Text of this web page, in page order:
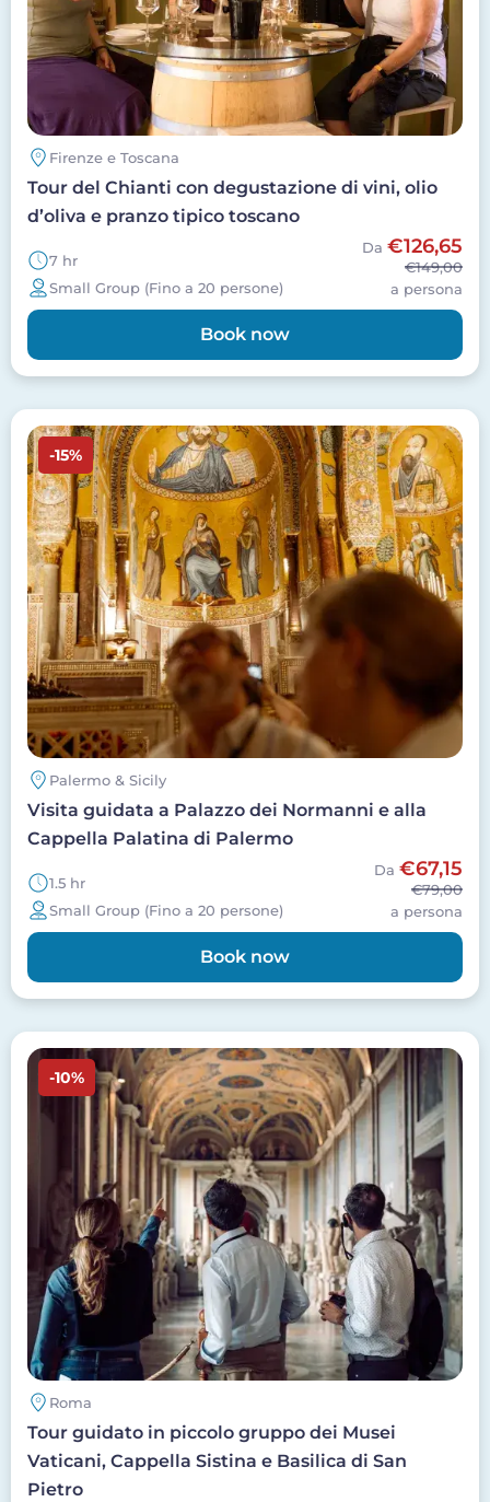
Firenze e Toscana
Tour del Chianti con degustazione di vini, olio
d’oliva e pranzo tipico toscano
7 hr
Small Group (Fino a 20 persone)
Da €126,65
€149,00
a persona
Book now
Image
-15%
Palermo & Sicily
Visita guidata a Palazzo dei Normanni e alla
Cappella Palatina di Palermo
1.5 hr
Small Group (Fino a 20 persone)
Da €67,15
€79,00
a persona
Book now
Image
-10%
Roma
Tour guidato in piccolo gruppo dei Musei
Vaticani, Cappella Sistina e Basilica di San
Pietro